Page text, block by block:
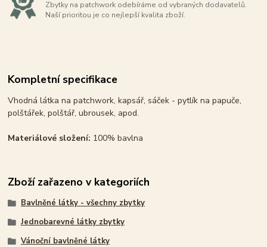
Zbytky na patchwork odebíráme od vybraných dodavatelů.
Naší prioritou je co nejlepší kvalita zboží.
Kompletní specifikace
Vhodná látka na patchwork, kapsář, sáček - pytlík na papuče,
polštářek, polštář, ubrousek, apod.
Materiálové složení: 100% bavlna
Zboží zařazeno v kategoriích
Bavlněné látky - všechny zbytky
Jednobarevné látky zbytky
Vánoční bavlněné látky